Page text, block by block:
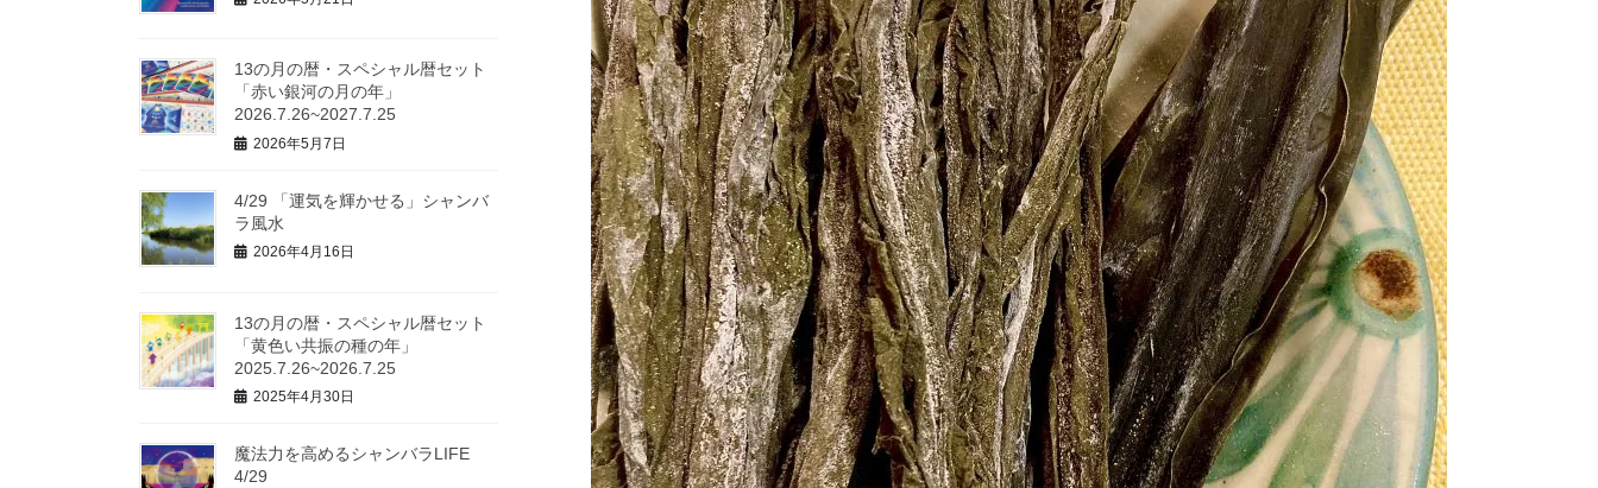
13の月の暦・スペシャル暦セット
「赤い銀河の月の年」
2026.7.26~2027.7.25
2026年5月7日
4/29 「運気を輝かせる」シャンバ
ラ風水
2026年4月16日
13の月の暦・スペシャル暦セット
「黄色い共振の種の年」
2025.7.26~2026.7.25
2025年4月30日
魔法力を高めるシャンバラLIFE
4/29